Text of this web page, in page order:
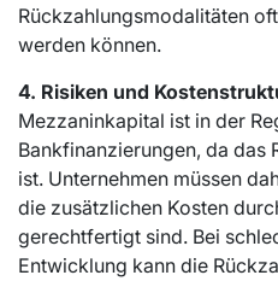
Rückzahlungsmodalitäten
werden können.
4. Risiken und
Mezzaninkapital ist in der
Bankfinanzierungen, da das
ist. Unternehmen müssen
die zusätzlichen Kosten
gerechtfertigt sind. Bei
Entwicklung kann die